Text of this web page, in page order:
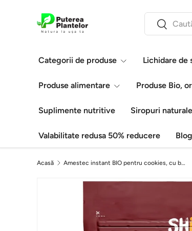
Vezi conținutul Căutare
Caută
Categorii de produse Lichidare de
Produse alimentare Produse Bio,
Suplimente nutritive Siropuri naturale
Valabilitate redusa 50% reducere Blog
Acasă Amestec instant BIO pentru cookies, cu bucati de ciocolata Shine